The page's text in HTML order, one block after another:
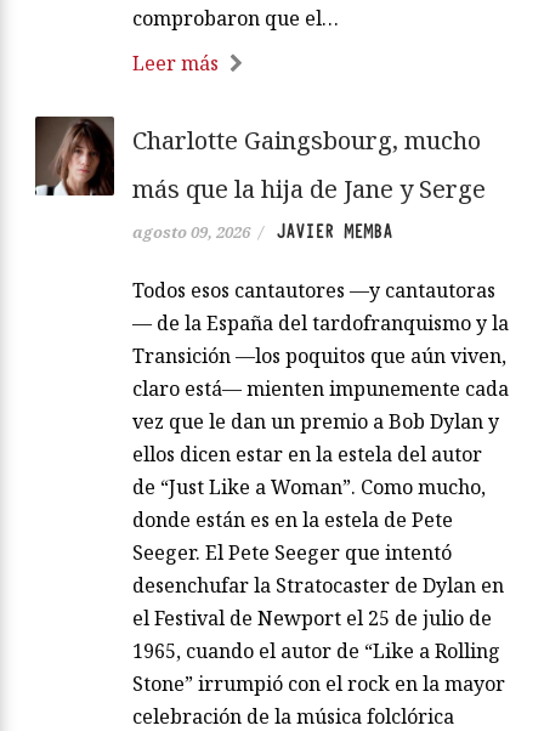
comprobaron que el…
Leer más
Charlotte Gaingsbourg, mucho
más que la hija de Jane y Serge
agosto 09, 2026 / JAVIER MEMBA
Todos esos cantautores —y cantautoras
— de la España del tardofranquismo y la
Transición —los poquitos que aún viven,
claro está— mienten impunemente cada
vez que le dan un premio a Bob Dylan y
ellos dicen estar en la estela del autor
de “Just Like a Woman”. Como mucho,
donde están es en la estela de Pete
Seeger. El Pete Seeger que intentó
desenchufar la Stratocaster de Dylan en
el Festival de Newport el 25 de julio de
1965, cuando el autor de “Like a Rolling
Stone” irrumpió con el rock en la mayor
celebración de la música folclórica